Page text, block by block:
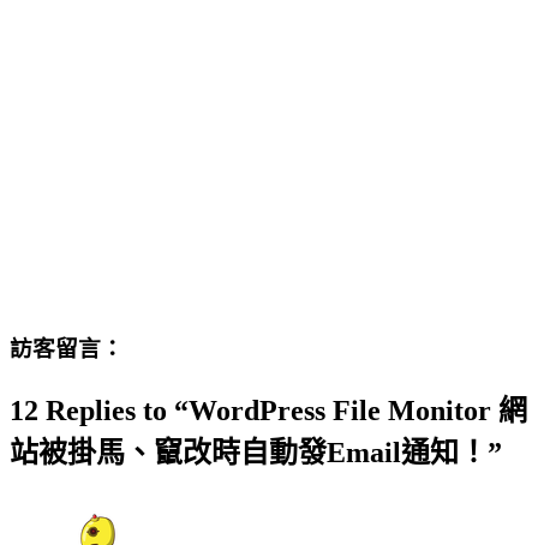
訪客留言：
12 Replies to “WordPress File Monitor 網
站被掛馬、竄改時自動發Email通知！”